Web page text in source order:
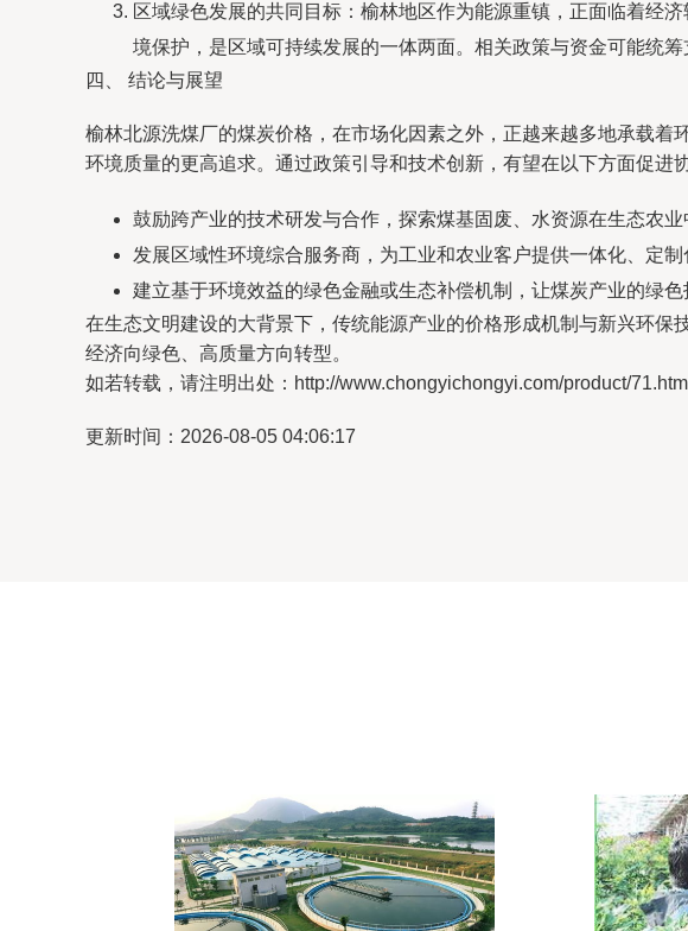
区域绿色发展的共同目标：榆林地区作为能源重镇，正面临着经
境保护，是区域可持续发展的一体两面。相关政策与资金可能统
四、 结论与展望
榆林北源洗煤厂的煤炭价格，在市场化因素之外，正越来越多地承载
环境质量的更高追求。通过政策引导和技术创新，有望在以下方面促进
鼓励跨产业的技术研发与合作，探索煤基固废、水资源在生态农业
发展区域性环境综合服务商，为工业和农业客户提供一体化、定制
建立基于环境效益的绿色金融或生态补偿机制，让煤炭产业的绿
在生态文明建设的大背景下，传统能源产业的价格形成机制与新兴环
经济向绿色、高质量方向转型。
如若转载，请注明出处：http://www.chongyichongyi.com/product/71.html
更新时间：2026-08-05 04:06:17